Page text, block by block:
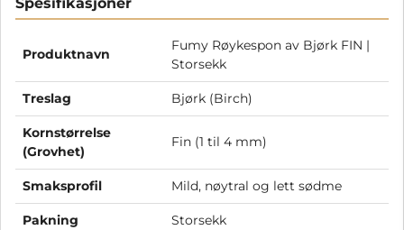
Spesifikasjoner
Produktnavn
Fumy Røykespon av Bjørk FIN |
Storsekk
Treslag Bjørk (Birch)
Kornstørrelse
(Grovhet)
Fin (1 til 4 mm)
Smaksprofil Mild, nøytral og lett sødme
Pakning Storsekk